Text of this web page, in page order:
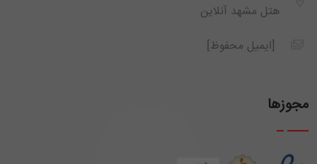
هتل مشهد آنلاین
[ایمیل محفوظ]
مجوزها